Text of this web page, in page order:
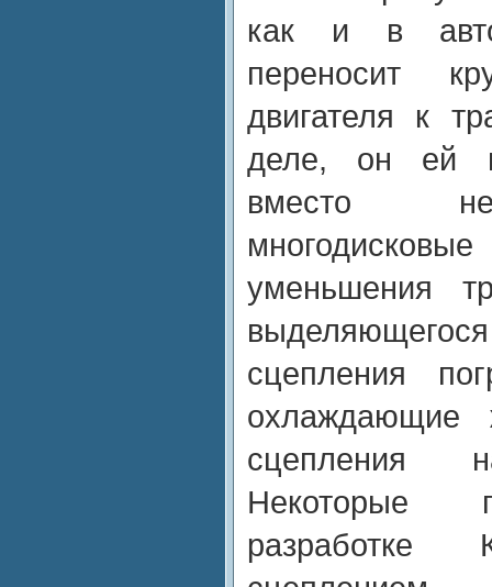
как и в
переносит
двигателя к
деле, он ей
вместо
уменьшения
сцепления
охлаждающие
сцепления
Некоторые